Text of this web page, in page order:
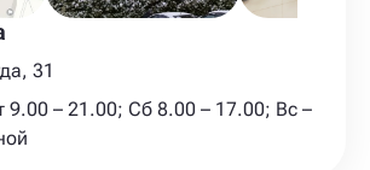
31
9.00 – 21.00; Сб 8.00 – 17.00; Вс –